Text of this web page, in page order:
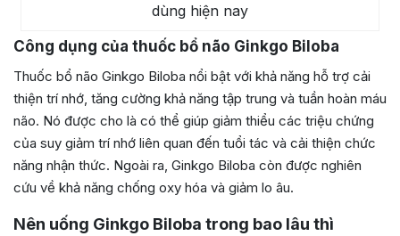
dùng hiện nay
Công dụng của thuốc bổ não Ginkgo Biloba
Thuốc bổ não Ginkgo Biloba nổi bật với khả năng hỗ trợ cải
thiện trí nhớ, tăng cường khả năng tập trung và tuần hoàn máu
não. Nó được cho là có thể giúp giảm thiểu các triệu chứng
của suy giảm trí nhớ liên quan đến tuổi tác và cải thiện chức
năng nhận thức. Ngoài ra, Ginkgo Biloba còn được nghiên
cứu về khả năng chống oxy hóa và giảm lo âu.
Nên uống Ginkgo Biloba trong bao lâu thì